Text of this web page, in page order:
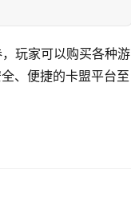
玩家可以购买各种游
、便捷的卡盟平台至